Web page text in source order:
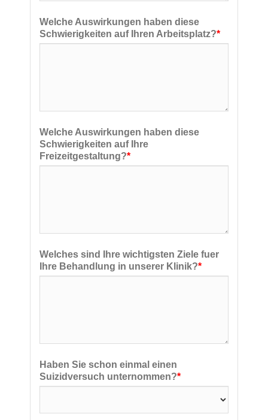
Welche Auswirkungen haben diese
Schwierigkeiten auf Ihren Arbeitsplatz?*
Welche Auswirkungen haben diese
Schwierigkeiten auf Ihre
Freizeitgestaltung?*
Welches sind Ihre wichtigsten Ziele fuer
Ihre Behandlung in unserer Klinik?*
Haben Sie schon einmal einen
Suizidversuch unternommen?*